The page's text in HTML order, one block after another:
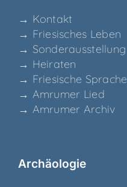
→ Kon­takt
→ Frie­si­sches Leben
→ Son­der­aus­stel­lung
→ Hei­ra­ten
→ Frie­si­sche Sprache
→ Amru­mer Lied
→ Amru­mer Archiv
Archäo­lo­gie